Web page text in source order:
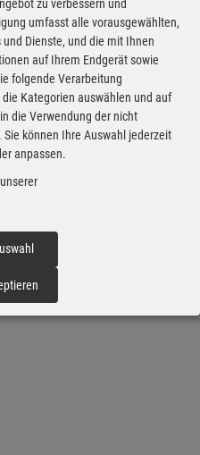
E10 Preis in
9€
E10
in Gehrde
günstigsten Benzin und Diesel
zu verbessern und
umfasst alle vorausgewählten,
Dienste, und die mit Ihnen
auf Ihrem Endgerät sowie
folgende Verarbeitung
Kategorien auswählen und auf
die Verwendung der nicht
können Ihre Auswahl jederzeit
anpassen.